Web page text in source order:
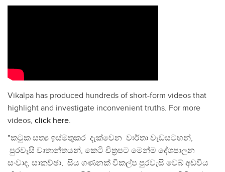
Vikalpa has produced hundreds of short-form videos that
highlight and investigate inconvenient truths. For more
videos, click here.
"කටුක සත්‍ය ඉස්මතුකර දැක්වෙන වාර්තා වැඩසටහන්,
පුරවැසි වෘතාන්තයන්, කෙටි චිත්‍රපට මෙන්ම දේශපාලන
සංවාද, සාකච්ඡා, සිය ගණනක් විකල්ප පුරවැසි වෙබ් අඩවිය